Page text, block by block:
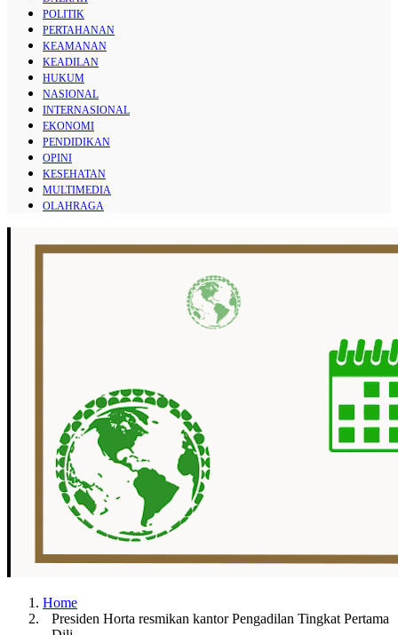
POLITIK
PERTAHANAN
KEAMANAN
KEADILAN
HUKUM
NASIONAL
INTERNASIONAL
EKONOMI
PENDIDIKAN
OPINI
KESEHATAN
MULTIMEDIA
OLAHRAGA
Home
Presiden Horta resmikan kantor Pengadilan Tingkat Pertama